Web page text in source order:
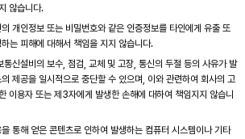
않습니다.
개인정보 또는 비밀번호와 같은 인증정보를 타인에게 유출 또
는 피해에 대해서 책임을 지지 않습니다.
통신설비의 보수, 점검, 교체 및 고장, 통신의 두절 등의 사유가 발
제공을 일시적으로 중단할 수 있으며, 이와 관련하여 회사의 고
이용자 또는 제3자에게 발생한 손해에 대하여 책임지지 않습니
통해 얻은 콘텐츠로 인하여 발생하는 컴퓨터 시스템이나 기타